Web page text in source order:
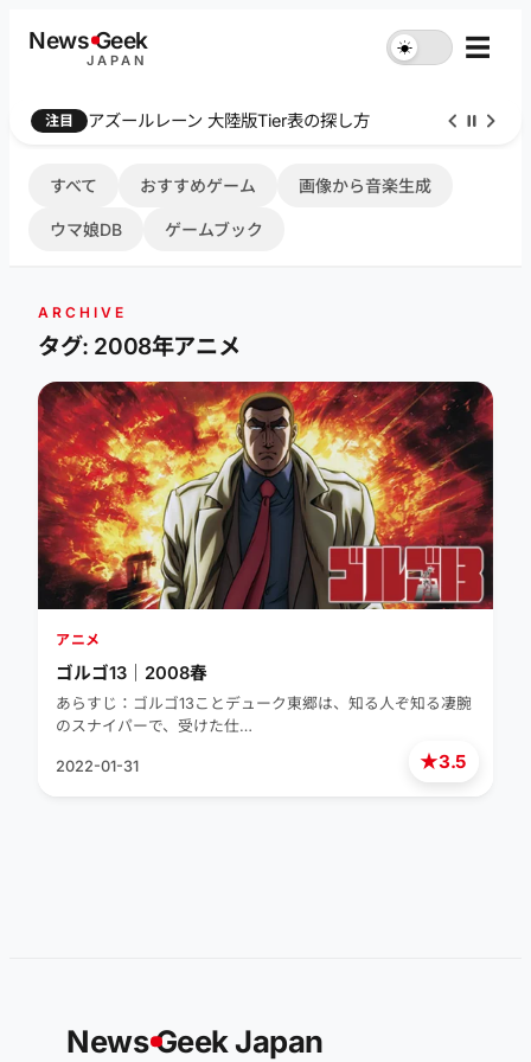
NewsGeek
JAPAN
☀︎ ☰
注目 アズールレーン 大陸版Tier表の探し方
すべて おすすめゲーム 画像から音楽生成
ウマ娘DB ゲームブック
ARCHIVE
タグ: 2008年アニメ
★3.5
アニメ
ゴルゴ13｜2008春
あらすじ：ゴルゴ13ことデューク東郷は、知る人ぞ知る凄腕
のスナイパーで、受けた仕…
2022-01-31
NewsGeek Japan